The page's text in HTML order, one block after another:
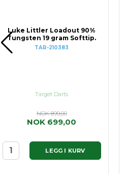
Luke Littler Loadout 90%
Tungsten 19 gram Softtip.
TAR-210383
Target Darts
NOK 899,00
NOK 699,00
LEGG I KURV